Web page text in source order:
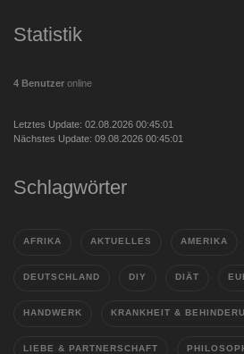
Statistik
4 Benutzer online
Letztes Update: 02.08.2026 00:45:01
Nächstes Update: 09.08.2026 00:45:01
Schlagwörter
AFRIKA AKTUELLES AMERIKA
DEUTSCHLAND DIY DIÄT
HANDWERK KRANKHEIT &
LIEBE & PARTNERSCHAFT